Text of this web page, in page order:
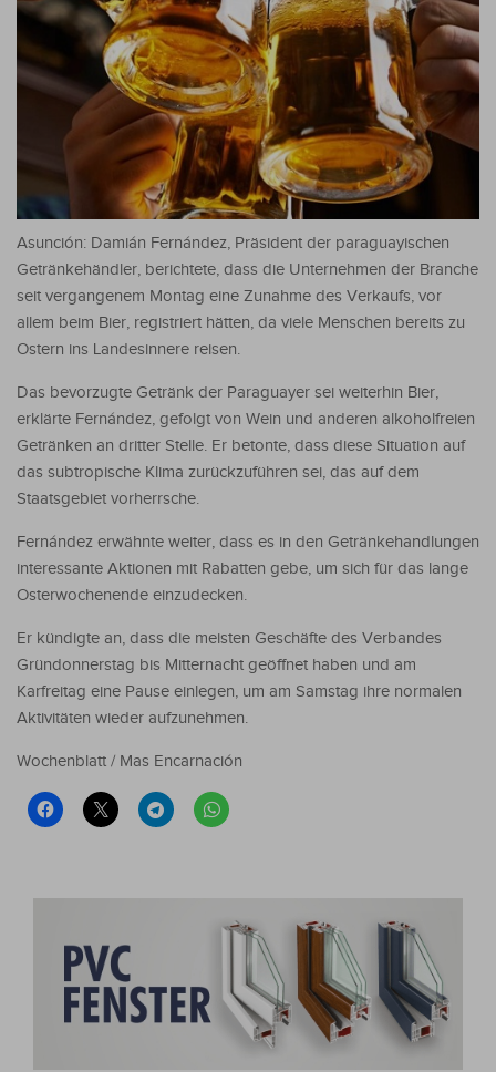
Asunción: Damián Fernández, Präsident der paraguayischen
Getränkehändler, berichtete, dass die Unternehmen der Branche
seit vergangenem Montag eine Zunahme des Verkaufs, vor
allem beim Bier, registriert hätten, da viele Menschen bereits zu
Ostern ins Landesinnere reisen.
Das bevorzugte Getränk der Paraguayer sei weiterhin Bier,
erklärte Fernández, gefolgt von Wein und anderen alkoholfreien
Getränken an dritter Stelle. Er betonte, dass diese Situation auf
das subtropische Klima zurückzuführen sei, das auf dem
Staatsgebiet vorherrsche.
Fernández erwähnte weiter, dass es in den Getränkehandlungen
interessante Aktionen mit Rabatten gebe, um sich für das lange
Osterwochenende einzudecken.
Er kündigte an, dass die meisten Geschäfte des Verbandes
Gründonnerstag bis Mitternacht geöffnet haben und am
Karfreitag eine Pause einlegen, um am Samstag ihre normalen
Aktivitäten wieder aufzunehmen.
Wochenblatt / Mas Encarnación